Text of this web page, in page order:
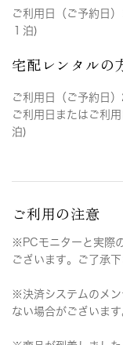
ご利用日（ご予約日
１泊)
宅配レンタルの
ご利用日（ご予約日
ご利用日またはご利用
泊)
ご利用の注意
※PCモニターと実際
ございます。ご了承下
※決済システムのメ
ない場合がございます